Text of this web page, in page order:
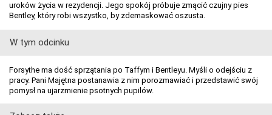
uroków życia w rezydencji. Jego spokój próbuje zmącić czujny pies
Bentley, który robi wszystko, by zdemaskować oszusta.
W tym odcinku
Forsythe ma dość sprzątania po Taffym i Bentleyu. Myśli o odejściu z
pracy. Pani Majętna postanawia z nim porozmawiać i przedstawić swój
pomysł na ujarzmienie psotnych pupilów.